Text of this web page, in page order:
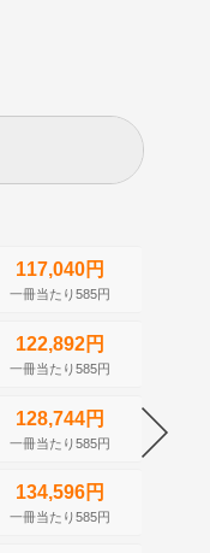
117,040円
一冊当たり585円
122,892円
一冊当たり585円
128,744円
一冊当たり585円
134,596円
一冊当たり585円